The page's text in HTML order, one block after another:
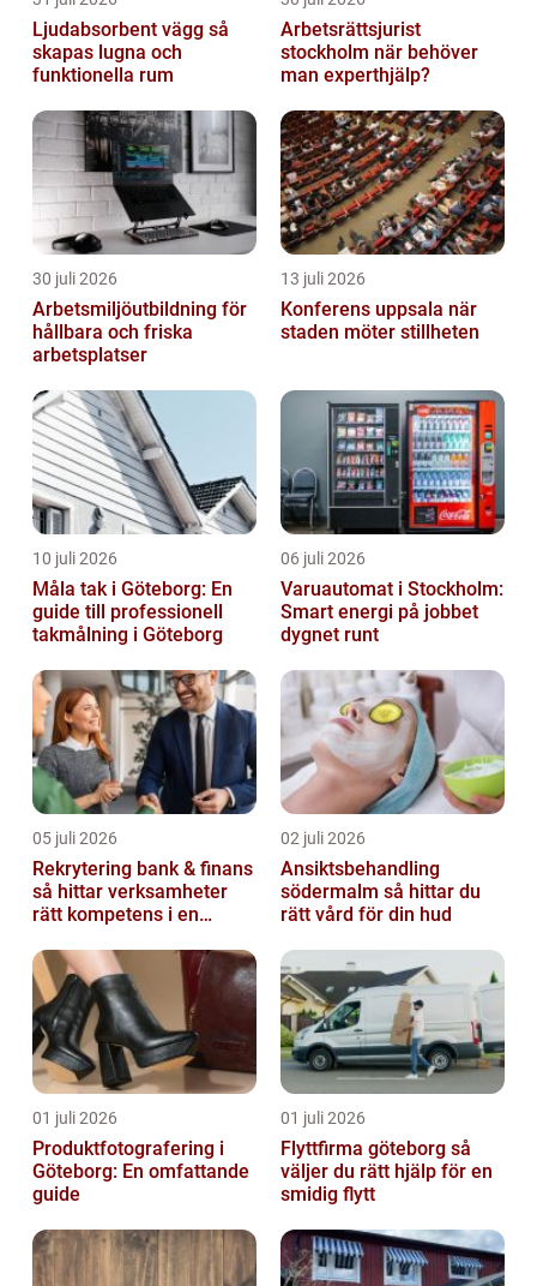
Ljudabsorbent vägg så
skapas lugna och
funktionella rum
Arbetsrättsjurist
stockholm när behöver
man experthjälp?
30 juli 2026
Arbetsmiljöutbildning för
hållbara och friska
arbetsplatser
13 juli 2026
Konferens uppsala när
staden möter stillheten
10 juli 2026
Måla tak i Göteborg: En
guide till professionell
takmålning i Göteborg
06 juli 2026
Varuautomat i Stockholm:
Smart energi på jobbet
dygnet runt
05 juli 2026
Rekrytering bank & finans
så hittar verksamheter
rätt kompetens i en
02 juli 2026
Ansiktsbehandling
södermalm så hittar du
rätt vård för din hud
01 juli 2026
Produktfotografering i
Göteborg: En omfattande
guide
01 juli 2026
Flyttfirma göteborg så
väljer du rätt hjälp för en
smidig flytt